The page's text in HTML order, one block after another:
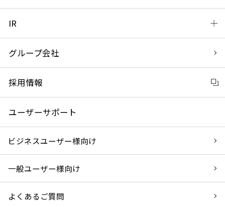
IR
グループ会社
採用情報
ユーザーサポート
ビジネスユーザー様向け
一般ユーザー様向け
よくあるご質問